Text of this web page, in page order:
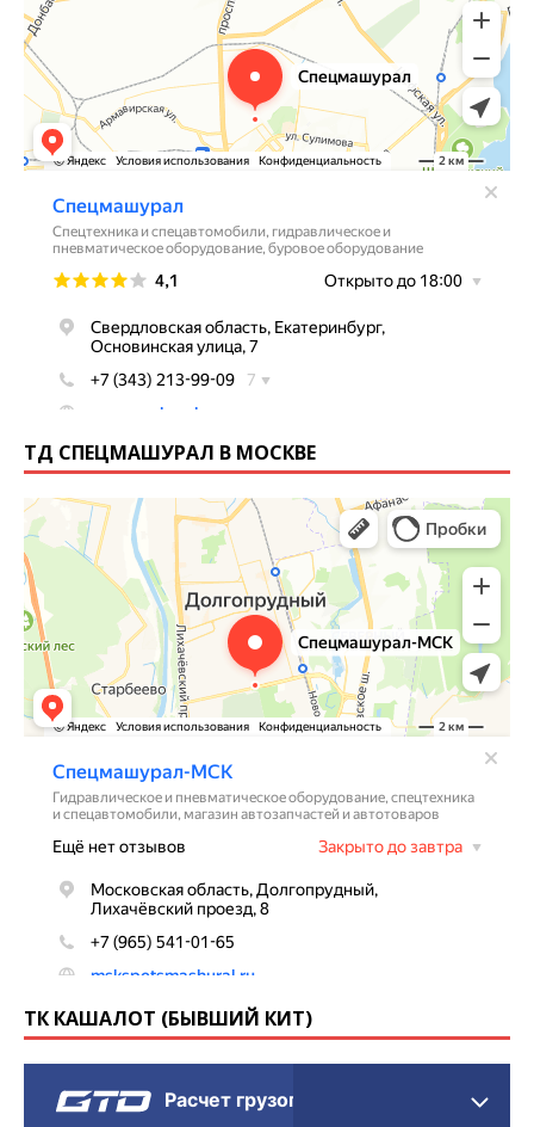
ТД СПЕЦМАШУРАЛ В МОСКВЕ
ТК КАШАЛОТ (БЫВШИЙ КИТ)
Расчет грузоперевозки